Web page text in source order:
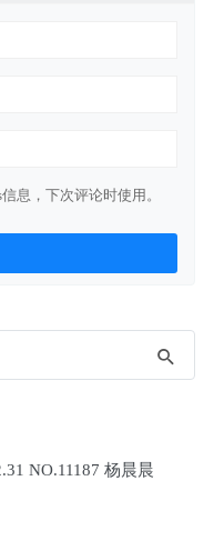
息，下次评论时使用。
NO.11187 杨晨晨